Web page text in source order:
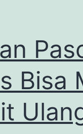
Bisa